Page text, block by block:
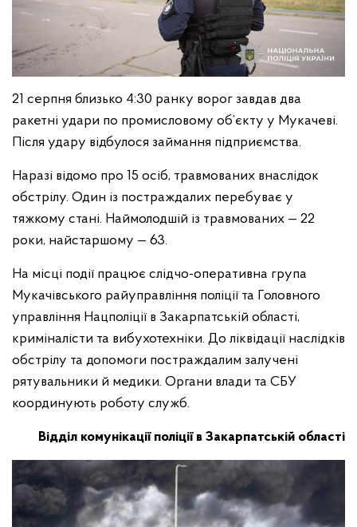
21 серпня близько 4:30 ранку ворог завдав два
ракетні удари по промисловому об’єкту у Мукачеві.
Після удару відбулося займання підприємства.
Наразі відомо про 15 осіб, травмованих внаслідок
обстрілу. Один із постраждалих перебуває у
тяжкому стані. Наймолодшій із травмованих — 22
роки, найстаршому — 63.
На місці події працює слідчо-оперативна група
Мукачівського райуправління поліції та Головного
управління Нацполіції в Закарпатській області,
криміналісти та вибухотехніки. До ліквідації наслідків
обстрілу та допомоги постраждалим залучені
рятувальники й медики. Органи влади та СБУ
координують роботу служб.
Відділ комунікації поліції в Закарпатській області